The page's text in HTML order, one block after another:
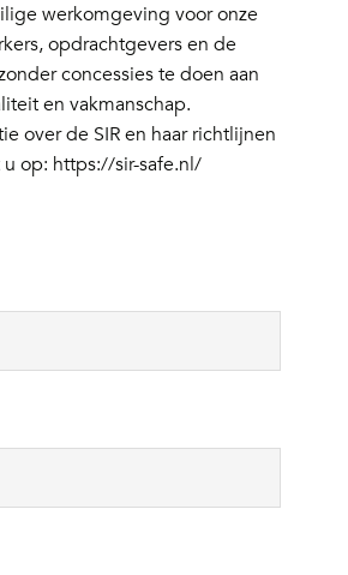
werkomgeving voor onze
opdrachtgevers en de
concessies te doen aan
en vakmanschap.
over de SIR en haar richtlijnen
op: https://sir-safe.nl/